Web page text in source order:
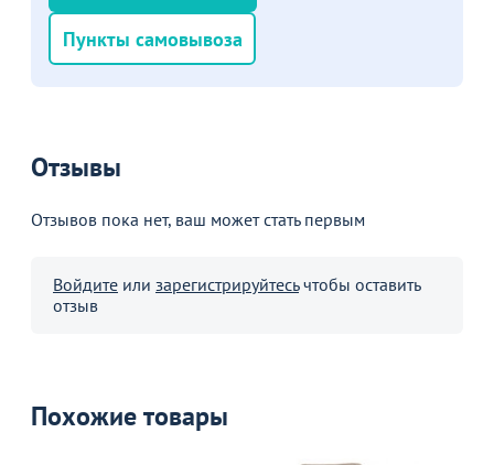
Пункты самовывоза
Отзывы
Отзывов пока нет, ваш может стать первым
Войдите или зарегистрируйтесьчтобы оставить
отзыв
Похожие товары